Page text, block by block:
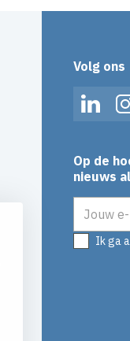
Volg ons
Op de
nieuws
Ik ga